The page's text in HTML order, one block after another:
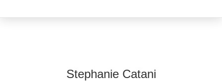
Stephanie Catani